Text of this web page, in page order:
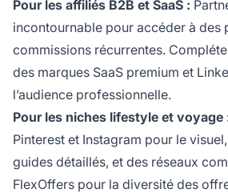
Pour les affiliés B2B et SaaS :
incontournable pour accéder à des
commissions récurrentes.
des marques SaaS premium et
l’audience professionnelle.
Pour les niches lifestyle et voyage
Pinterest et Instagram pour le
guides détaillés, et des réseaux
FlexOffers pour la diversité des